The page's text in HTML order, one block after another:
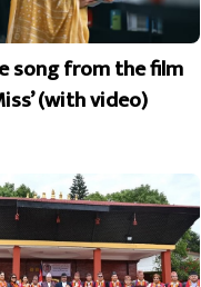
song from the film
(with video)